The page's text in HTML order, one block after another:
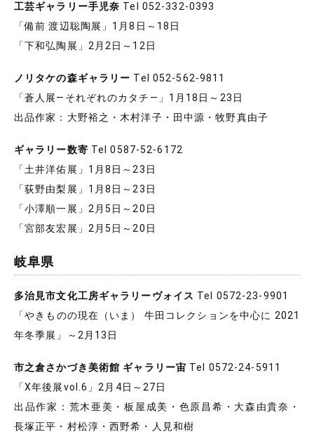
工芸ギャラリー手児奈 Tel 052-332-0393
「備前 渡辺聡陶展」1月8日～18日
「下和弘陶展」2月2日～12日
ノリタケの森ギャラリー Tel 052-562-9811
「蒼人展―それぞれのカタチ―」1月18日～23日
出品作家：大野裕之・木村洋子・田中源・牧野真由子
ギャラリー数寄 Tel 0587-52-6172
「土井洋佑展」1月8日～23日
「荻野由梨展」1月8日～23日
「小澤順一展」2月5日～20日
「宮部友宏展」2月5日～20日
岐阜県
多治見市文化工房ギャラリーヴォイス Tel 0572-23-9901
「やきものの現在（いま） 牛田コレクションを中心に 2021
年冬季展」～2月13日
市之倉さかづき美術館 ギャラリー宙 Tel 0572-24-5911
「X年後展vol.6」2月4日～27日
出品作家：荒木亜美・板屋成美・色原昌希・大森由貴奈・
長塚正平・村松淳・西野希・人見和樹